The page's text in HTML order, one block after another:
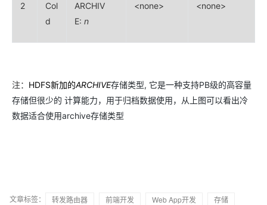
2
Col
d
ARCHIV
E: n
<none> <none>
注： HDFS新加的ARCHIVE存储类型, 它是一种支持PB级的高容量
存储但很少的 计算能力，用于归档数据使用，从上图可以看出冷
数据适合使用archive存储类型
文章标签： 转发路由器 前端开发 Web App开发
存储